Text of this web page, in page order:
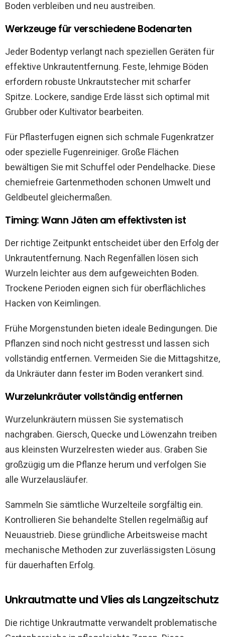
Boden verbleiben und neu austreiben.
Werkzeuge für verschiedene Bodenarten
Jeder Bodentyp verlangt nach speziellen Geräten für
effektive Unkrautentfernung. Feste, lehmige Böden
erfordern robuste Unkrautstecher mit scharfer
Spitze. Lockere, sandige Erde lässt sich optimal mit
Grubber oder Kultivator bearbeiten.
Für Pflasterfugen eignen sich schmale Fugenkratzer
oder spezielle Fugenreiniger. Große Flächen
bewältigen Sie mit Schuffel oder Pendelhacke. Diese
chemiefreie Gartenmethoden schonen Umwelt und
Geldbeutel gleichermaßen.
Timing: Wann Jäten am effektivsten ist
Der richtige Zeitpunkt entscheidet über den Erfolg der
Unkrautentfernung. Nach Regenfällen lösen sich
Wurzeln leichter aus dem aufgeweichten Boden.
Trockene Perioden eignen sich für oberflächliches
Hacken von Keimlingen.
Frühe Morgenstunden bieten ideale Bedingungen. Die
Pflanzen sind noch nicht gestresst und lassen sich
vollständig entfernen. Vermeiden Sie die Mittagshitze,
da Unkräuter dann fester im Boden verankert sind.
Wurzelunkräuter vollständig entfernen
Wurzelunkräutern müssen Sie systematisch
nachgraben. Giersch, Quecke und Löwenzahn treiben
aus kleinsten Wurzelresten wieder aus. Graben Sie
großzügig um die Pflanze herum und verfolgen Sie
alle Wurzelausläufer.
Sammeln Sie sämtliche Wurzelteile sorgfältig ein.
Kontrollieren Sie behandelte Stellen regelmäßig auf
Neuaustrieb. Diese gründliche Arbeitsweise macht
mechanische Methoden zur zuverlässigsten Lösung
für dauerhaften Erfolg.
Unkrautmatte und Vlies als Langzeitschutz
Die richtige Unkrautmatte verwandelt problematische